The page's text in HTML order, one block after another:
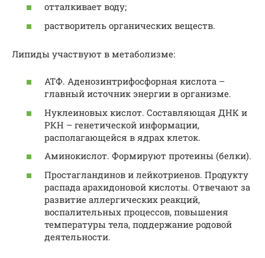
отталкивает воду;
растворитель органических веществ.
Липиды участвуют в метаболизме:
АТФ. Аденозинтрифосфорная кислота –
главный источник энергии в организме.
Нуклеиновых кислот. Составляющая ДНК и
РКН – генетической информации,
располагающейся в ядрах клеток.
Аминокислот. Формируют протеины (белки).
Простагландинов и лейкотриенов. Продукту
распада арахидоновой кислоты. Отвечают за
развитие аллергических реакций,
воспалительных процессов, повышения
температуры тела, поддержание родовой
деятельности.